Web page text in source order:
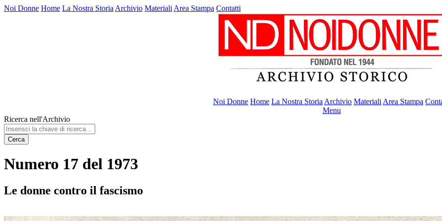
Noi Donne Home La Nostra Storia Archivio Materiali Area Stampa Contatti
Noi Donne Home La Nostra Storia Archivio Materiali Area Stampa
Menu
Ricerca nell'Archivio
Cerca
Numero 17 del 1973
Le donne contro il fascismo